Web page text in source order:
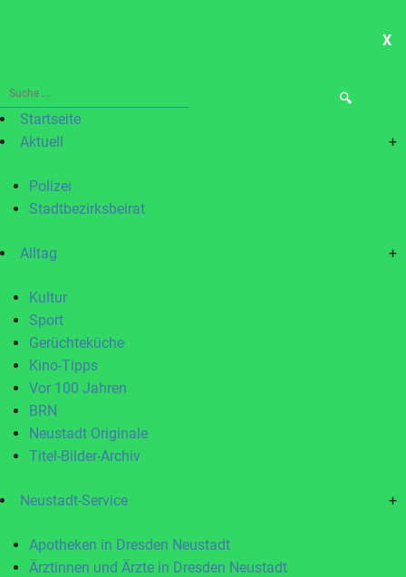
X
Suche
nach:Startseite
Aktuell
+
Polizei
Stadtbezirksbeirat
Alltag +
Kultur
Sport
Gerüchteküche
Kino-Tipps
Vor 100 Jahren
BRN
Neustadt Originale
Titel-Bilder-Archiv
Neustadt-Service +
Apotheken in Dresden Neustadt
Ärztinnen und Ärzte in Dresden Neustadt